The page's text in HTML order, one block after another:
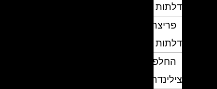
דלתות
פריצת
דלתות
החלפת
צילינדרים